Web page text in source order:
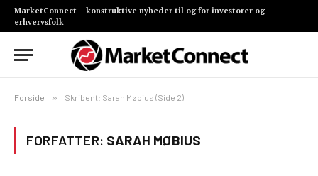
MarketConnect – konstruktive nyheder til og for investorer og
erhvervsfolk
Forside » Skribent: Sarah Møbius (Side 2)
FORFATTER: SARAH MØBIUS